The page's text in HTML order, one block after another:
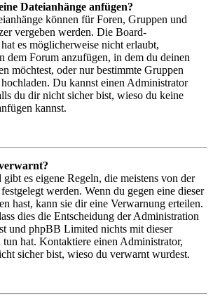
Dateianhänge anfügen?
können für Foren, Gruppen und
vergeben werden. Die Board-
es möglicherweise nicht erlaubt,
dem Forum anzufügen, in dem du deinen
möchtest, oder nur bestimmte Gruppen
Du kannst einen Administrator
du dir nicht sicher bist, wieso du keine
kannst.
es eigene Regeln, die meistens von der
werden. Wenn du gegen eine dieser
hast, kann sie dir eine Verwarnung erteilen.
dies die Entscheidung der Administration
und phpBB Limited nichts mit dieser
hat. Kontaktiere einen Administrator,
sicher bist, wieso du verwarnt wurdest.